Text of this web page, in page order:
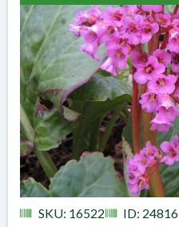
SKU: 16522 ID: 24816